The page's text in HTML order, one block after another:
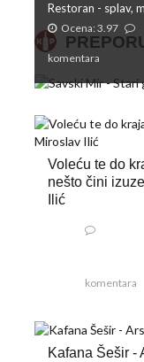
Restoran - splav,
Ocena: 3.97
komentara
Voleću te do
nešto čini
Ilić
komentara
Kafana Šešir -